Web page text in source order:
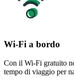
Wi-Fi a bordo
Con il Wi-Fi gratuito
tempo di viaggio per